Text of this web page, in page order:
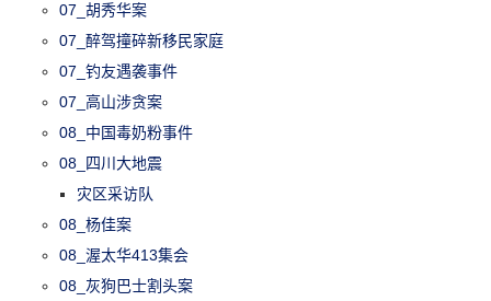
07_胡秀华案
07_醉驾撞碎新移民家庭
07_钓友遇袭事件
07_高山涉贪案
08_中国毒奶粉事件
08_四川大地震
灾区采访队
08_杨佳案
08_渥太华413集会
08_灰狗巴士割头案